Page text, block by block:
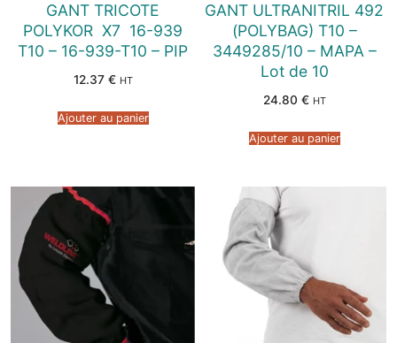
GANT TRICOTE
POLYKOR  X7  16-939
T10 – 16-939-T10 – PIP
12.37 € HT
Ajouter au panier
GANT ULTRANITRIL 492
(POLYBAG) T10 –
3449285/10 – MAPA –
Lot de 10
24.80 € HT
Ajouter au panier